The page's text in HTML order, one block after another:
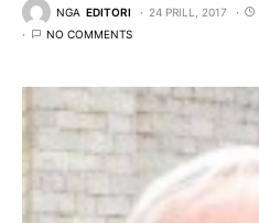
NGA EDITORI 24 PRILL, 2017
NO COMMENTS